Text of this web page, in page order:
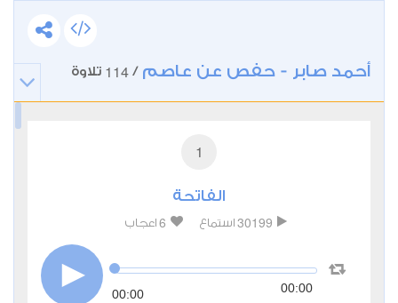
أحمد صابر - حفص عن عاصم /
114 تلاوة
1
الفاتحة
30199 استماع 6 اعجاب
00:00 00:00